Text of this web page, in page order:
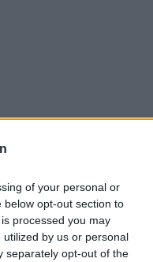
of your personal or
opt-out section to
processed you may
by us or personal
separately opt-out of the